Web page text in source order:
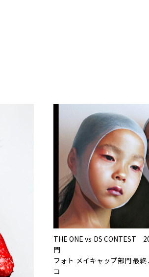
THE ONE vs DS CONTEST
門
フォト メイキャップ部門
コ